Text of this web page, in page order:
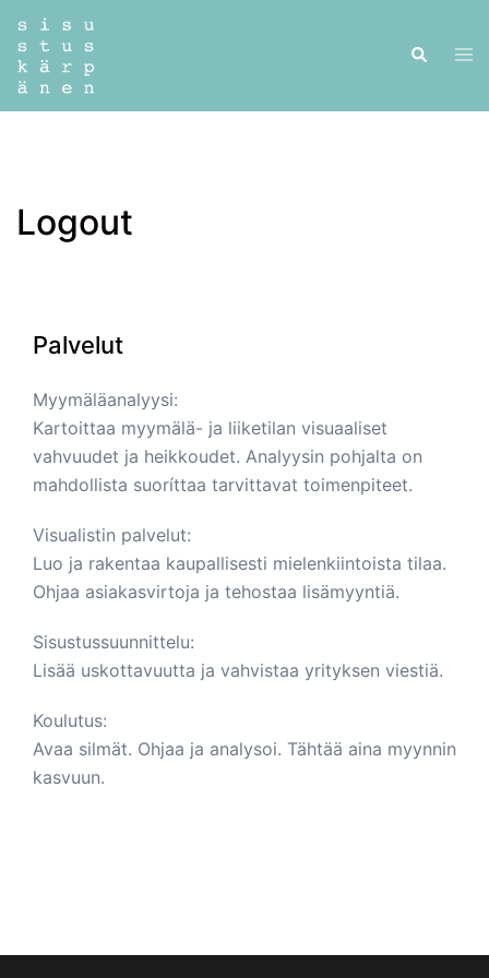
content
Search
Logout
Palvelut
Myymäläanalyysi:
Kartoittaa myymälä- ja liiketilan visuaaliset
vahvuudet ja heikkoudet. Analyysin pohjalta on
mahdollista suoríttaa tarvittavat toimenpiteet.
Visualistin palvelut:
Luo ja rakentaa kaupallisesti mielenkiintoista tilaa.
Ohjaa asiakasvirtoja ja tehostaa lisämyyntiä.
Sisustussuunnittelu:
Lisää uskottavuutta ja vahvistaa yrityksen viestiä.
Koulutus:
Avaa silmät. Ohjaa ja analysoi. Tähtää aina myynnin
kasvuun.